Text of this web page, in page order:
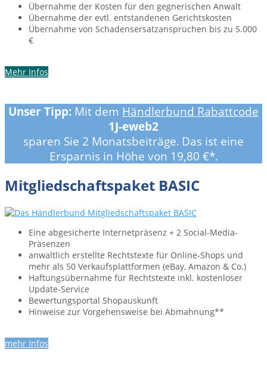
Übernahme der Kosten für den gegnerischen Anwalt
Übernahme der evtl. entstandenen Gerichtskosten
Übernahme von Schadensersatzansprüchen bis zu 5.000
€
Mehr Infos
Unser Tipp: Mit dem Händlerbund Rabattcode
1J-eweb2
sparen Sie 2 Monatsbeiträge. Das ist eine
Ersparnis in Höhe von 19,80 €*.
Mitgliedschaftspaket BASIC
Eine abgesicherte Internetpräsenz + 2 Social-Media-
Präsenzen
anwaltlich erstellte Rechts­texte für Online-Shops und
mehr als 50 Verkaufs­plattformen ­(eBay, Amazon & Co.)
Haftungs­übernahme für Rechtstexte inkl. kostenloser
Update-Service
Bewertungsportal Shopauskunft
Hinweise zur Vorgehensweise bei Abmahnung**
mehr Infos